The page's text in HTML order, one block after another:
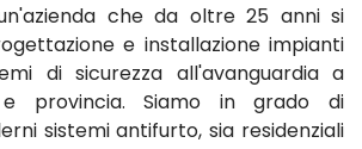
che da oltre 25 anni si
e installazione impianti
di sicurezza all'avanguardia a
e provincia. Siamo in grado di
sistemi antifurto, sia residenziali